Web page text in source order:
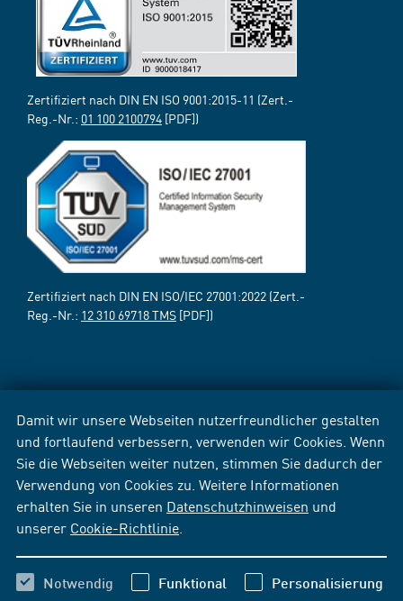
Damit wir unsere Webseiten nutzerfreundlicher gestalten
und fortlaufend verbessern, verwenden wir Cookies. Wenn
Sie die Webseiten weiter nutzen, stimmen Sie dadurch der
Verwendung von Cookies zu. Weitere Informationen
erhalten Sie in unseren Datenschutzhinweisen und
unserer Cookie-Richtlinie
Notwendig Funktional Personalisierung
Zertifiziert nach DIN EN ISO 9001:2015-11 (Zert.-
Reg.-Nr.: 01 100 2100794 [PDF])
Zertifiziert nach DIN EN ISO/IEC 27001:2022 (Zert.-
Reg.-Nr.: 12 310 69718 TMS [PDF])